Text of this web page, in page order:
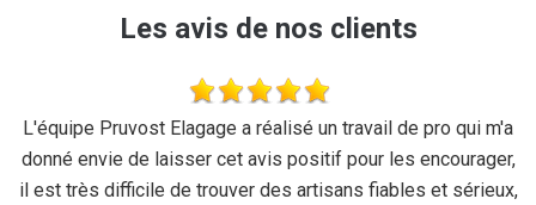
Les avis de nos clients
L'équipe Pruvost Elagage a réalisé un travail de pro qui m'a
donné envie de laisser cet avis positif pour les encourager,
il est très difficile de trouver des artisans fiables et sérieux,